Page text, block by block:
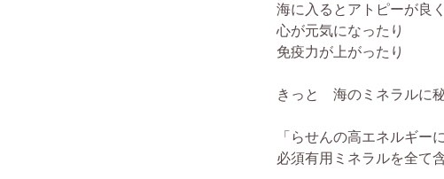
海に入るとアトピーが良
心が元気になったり
免疫力が上がったり
きっと 海のミネラルに秘
「らせんの高エネルギー
必須有用ミネラルを全て